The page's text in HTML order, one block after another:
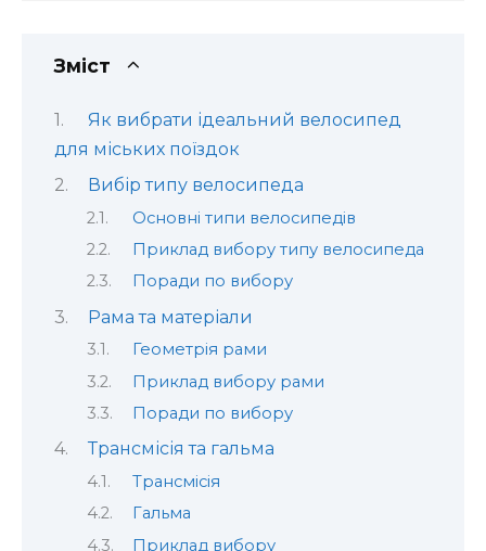
Зміст
Як вибрати ідеальний велосипед
для міських поїздок
Вибір типу велосипеда
Основні типи велосипедів
Приклад вибору типу велосипеда
Поради по вибору
Рама та матеріали
Геометрія рами
Приклад вибору рами
Поради по вибору
Трансмісія та гальма
Трансмісія
Гальма
Приклад вибору